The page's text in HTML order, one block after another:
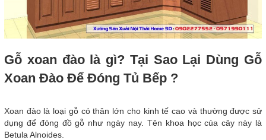
Gỗ xoan đào là gì? Tại Sao Lại Dùng Gỗ
Xoan Đào Để Đóng Tủ Bếp ?
Xoan đào là loại gỗ có thân lớn cho kinh tế cao và thường được sử
dụng để đóng đồ gỗ như ngày nay. Tên khoa học của cây này là
Betula Alnoides.